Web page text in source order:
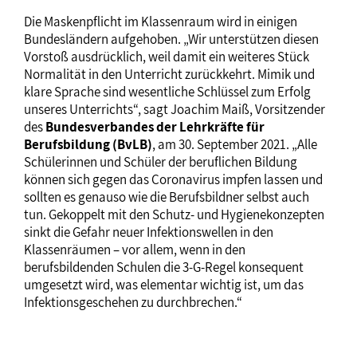
Die Maskenpflicht im Klassenraum wird in einigen
Bundesländern aufgehoben. „Wir unterstützen diesen
Vorstoß ausdrücklich, weil damit ein weiteres Stück
Normalität in den Unterricht zurückkehrt. Mimik und
klare Sprache sind wesentliche Schlüssel zum Erfolg
unseres Unterrichts“, sagt Joachim Maiß, Vorsitzender
desBundesverbandes der Lehrkräfte für
Berufsbildung (BvLB), am 30. September 2021. „Alle
Schülerinnen und Schüler der beruflichen Bildung
können sich gegen das Coronavirus impfen lassen und
sollten es genauso wie die Berufsbildner selbst auch
tun. Gekoppelt mit den Schutz- und Hygienekonzepten
sinkt die Gefahr neuer Infektionswellen in den
Klassenräumen – vor allem, wenn in den
berufsbildenden Schulen die 3-G-Regel konsequent
umgesetzt wird, was elementar wichtig ist, um das
Infektionsgeschehen zu durchbrechen.“